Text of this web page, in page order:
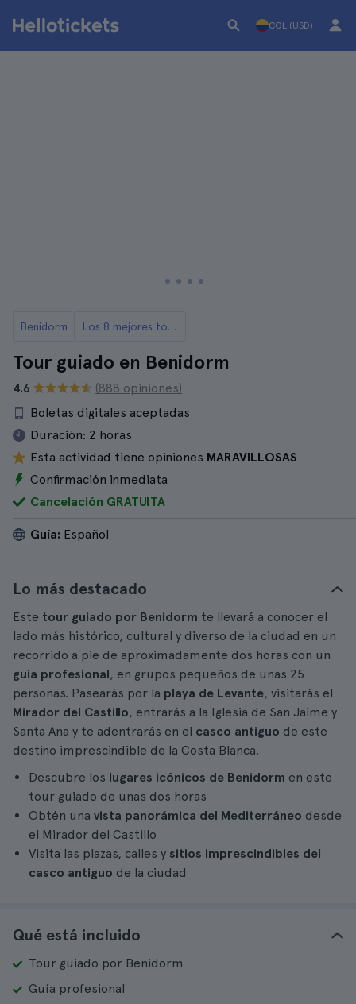
COL (USD)
Benidorm Los 8 mejores tours de Benidorm
Tour guiado en Benidorm
4.6
(888 opiniones)
Boletas digitales aceptadas
Duración: 2 horas
Esta actividad tiene opiniones MARAVILLOSAS
Confirmación inmediata
Cancelación GRATUITA
Guía: Español
Lo más destacado
Este tour guiado por Benidorm te llevará a conocer el
lado más histórico, cultural y diverso de la ciudad en un
recorrido a pie de aproximadamente dos horas con un
guía profesional, en grupos pequeños de unas 25
personas. Pasearás por la playa de Levante, visitarás el
Mirador del Castillo, entrarás a la Iglesia de San Jaime y
Santa Ana y te adentrarás en el casco antiguo de este
destino imprescindible de la Costa Blanca.
Descubre los lugares icónicos de Benidorm en este
tour guiado de unas dos horas
Obtén una vista panorámica del Mediterráneo desde
el Mirador del Castillo
Visita las plazas, calles y sitios imprescindibles del
casco antiguo de la ciudad
Qué está incluido
Tour guiado por Benidorm
Guía profesional